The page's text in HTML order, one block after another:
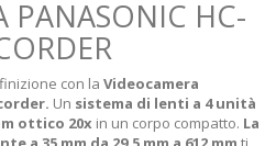
PANASONIC HC-
con la Videocamera
Un sistema di lenti a 4 unità
ottico 20x in un corpo compatto. La